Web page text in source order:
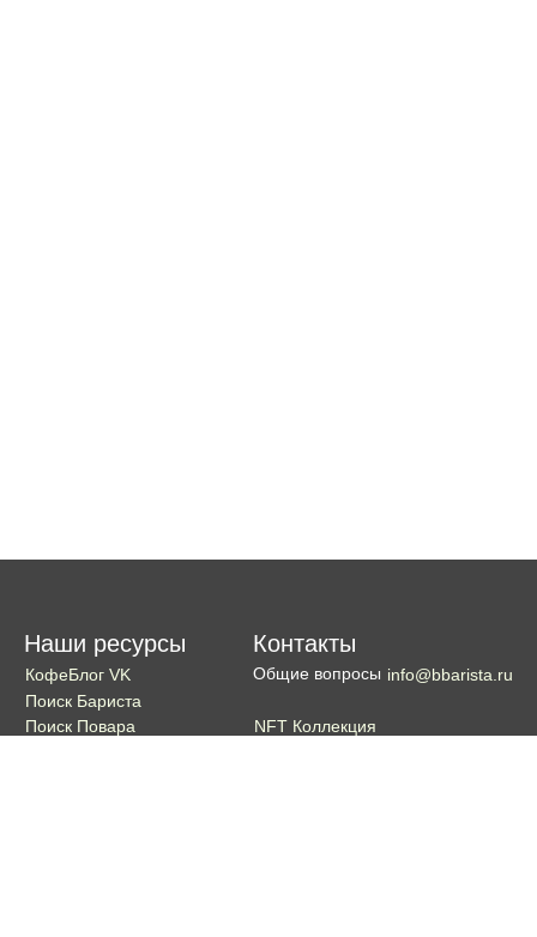
Наши ресурсы
КофеБлог VK
Поиск Бариста
Поиск Повара
Контакты
Общие вопросы info@bbarista.ru
NFT Коллекция